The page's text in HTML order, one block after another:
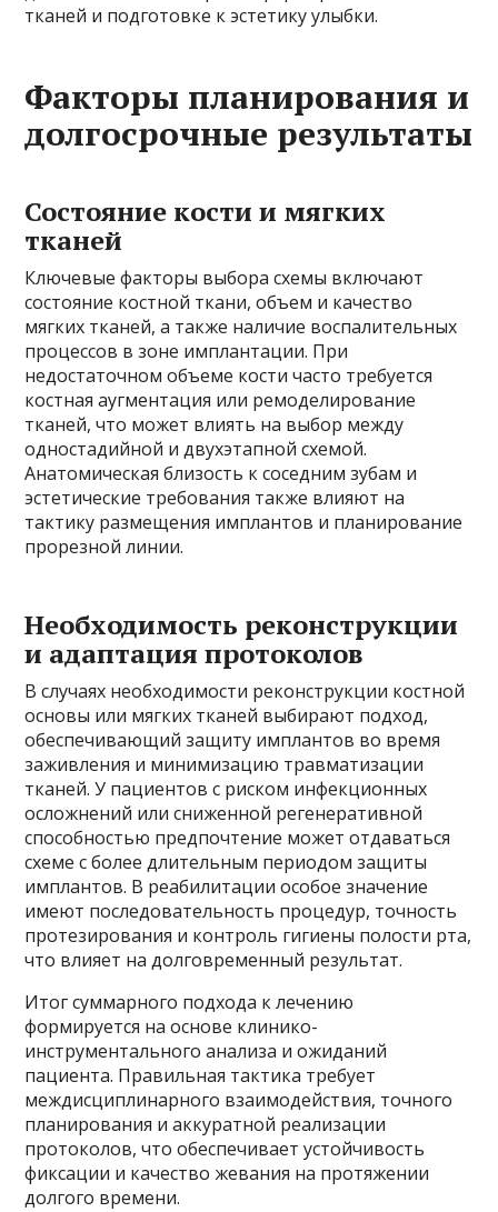
тканей и подготовке к эстетику улыбки.
Факторы планирования и
долгосрочные результаты
Состояние кости и мягких
тканей
Ключевые факторы выбора схемы включают
состояние костной ткани, объем и качество
мягких тканей, а также наличие воспалительных
процессов в зоне имплантации. При
недостаточном объеме кости часто требуется
костная аугментация или ремоделирование
тканей, что может влиять на выбор между
одностадийной и двухэтапной схемой.
Анатомическая близость к соседним зубам и
эстетические требования также влияют на
тактику размещения имплантов и планирование
прорезной линии.
Необходимость реконструкции
и адаптация протоколов
В случаях необходимости реконструкции костной
основы или мягких тканей выбирают подход,
обеспечивающий защиту имплантов во время
заживления и минимизацию травматизации
тканей. У пациентов с риском инфекционных
осложнений или сниженной регенеративной
способностью предпочтение может отдаваться
схеме с более длительным периодом защиты
имплантов. В реабилитации особое значение
имеют последовательность процедур, точность
протезирования и контроль гигиены полости рта,
что влияет на долговременный результат.
Итог суммарного подхода к лечению
формируется на основе клинико-
инструментального анализа и ожиданий
пациента. Правильная тактика требует
междисциплинарного взаимодействия, точного
планирования и аккуратной реализации
протоколов, что обеспечивает устойчивость
фиксации и качество жевания на протяжении
долгого времени.